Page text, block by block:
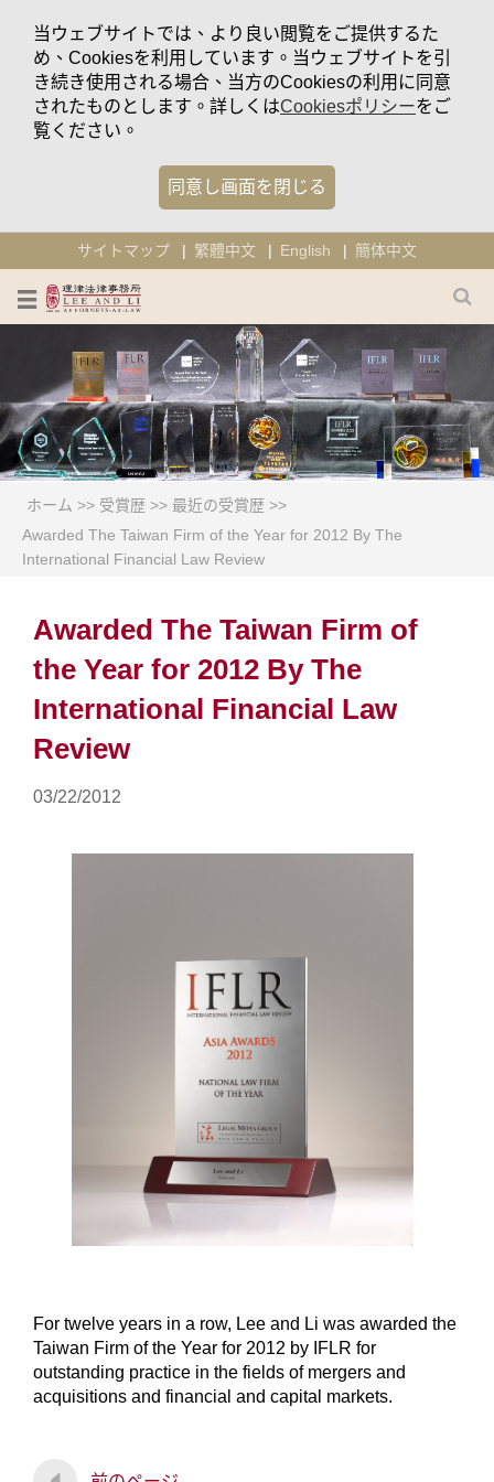
当ウェブサイトでは、より良い閲覧をご提供するた
め、Cookiesを利用しています。当ウェブサイトを引
き続き使用される場合、当方のCookiesの利用に同意
されたものとします。詳しくはCookiesポリシーをご
覧ください。
同意し画面を閉じる
サイトマップ 繁體中文 English 簡体中文
ホーム >> 受賞歴 >> 最近の受賞歴 >>
Awarded The Taiwan Firm of the Year for 2012 By The
International Financial Law Review
Awarded The Taiwan Firm of
the Year for 2012 By The
International Financial Law
Review
03/22/2012
For twelve years in a row, Lee and Li was awarded the
Taiwan Firm of the Year for 2012 by IFLR for
outstanding practice in the fields of mergers and
acquisitions and financial and capital markets.